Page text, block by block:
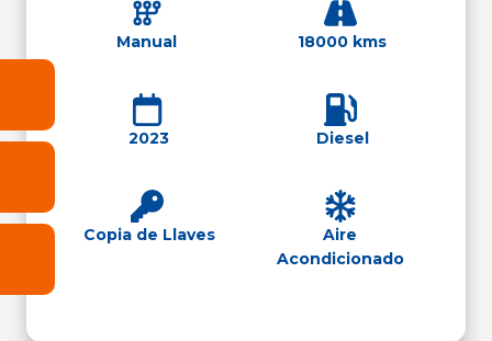
Manual 18000 kms
2023 Diesel
Copia de Llaves
Aire
Acondicionado